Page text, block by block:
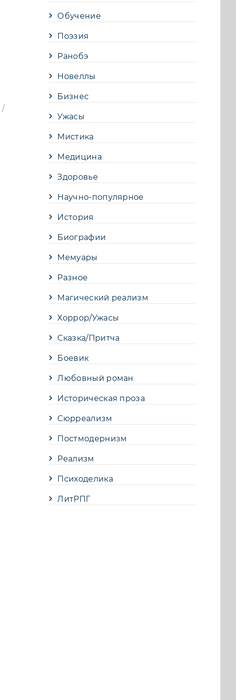
/
Обучение
Поэзия
Ранобэ
Новеллы
Бизнес
Ужасы
Мистика
Медицина
Здоровье
Научно-популярное
История
Биографии
Мемуары
Разное
Магический реализм
Хоррор/Ужасы
Сказка/Притча
Боевик
Любовный роман
Историческая проза
Сюрреализм
Постмодернизм
Реализм
Психоделика
ЛитРПГ